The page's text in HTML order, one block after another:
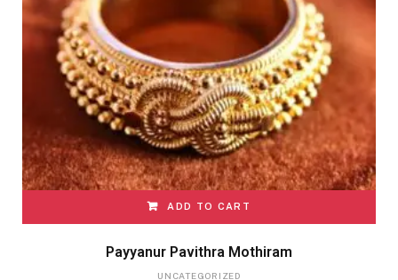
ADD TO CART
Payyanur Pavithra Mothiram
UNCATEGORIZED